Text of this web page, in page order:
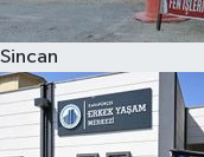
Sincan